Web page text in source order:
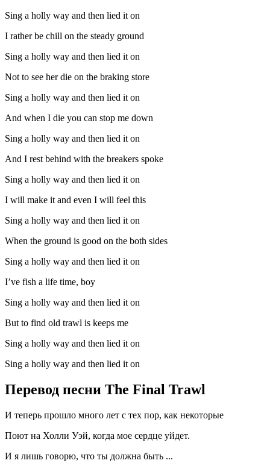
Sing a holly way and then lied it on
I rather be chill on the steady ground
Sing a holly way and then lied it on
Not to see her die on the braking store
Sing a holly way and then lied it on
And when I die you can stop me down
Sing a holly way and then lied it on
And I rest behind with the breakers spoke
Sing a holly way and then lied it on
I will make it and even I will feel this
Sing a holly way and then lied it on
When the ground is good on the both sides
Sing a holly way and then lied it on
I’ve fish a life time, boy
Sing a holly way and then lied it on
But to find old trawl is keeps me
Sing a holly way and then lied it on
Sing a holly way and then lied it on
Перевод песни The Final Trawl
И теперь прошло много лет с тех пор, как некоторые
Поют на Холли Уэй, когда мое сердце уйдет.
И я лишь говорю, что ты должна быть ...